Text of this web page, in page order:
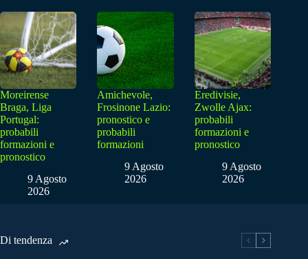
Moreirense
Braga, Liga
Portugal:
probabili
formazioni e
pronostico
9 Agosto
2026
Amichevole,
Frosinone Lazio:
pronostico e
probabili
formazioni
9 Agosto
2026
Eredivisie,
Zwolle Ajax:
probabili
formazioni e
pronostico
9 Agosto
2026
Di tendenza